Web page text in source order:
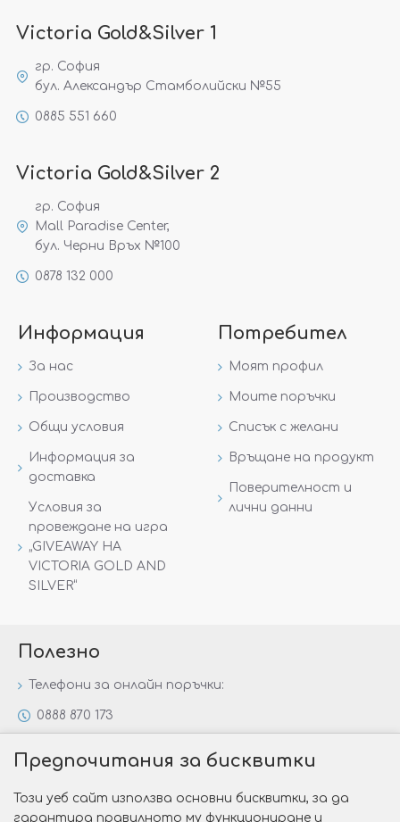
Victoria Gold&Silver 1
гр. София
бул. Александър Стамболийски №55
0885 551 660
Victoria Gold&Silver 2
гр. София
Mall Paradise Center,
бул. Черни Връх №100
0878 132 000
Информация
За нас
Производство
Общи условия
Информация за
доставка
Условия за
провеждане на игра
„GIVEAWAY НА
VICTORIA GOLD AND
SILVER“
Потребител
Моят профил
Моите поръчки
Списък с желани
Връщане на продукт
Поверителност и
лични данни
Полезно
Телефони за онлайн поръчки:
0888 870 173
Специални предложения
Предпочитания за бисквитки
Този уеб сайт използва основни бисквитки, за да
гарантира правилното му функциониране и